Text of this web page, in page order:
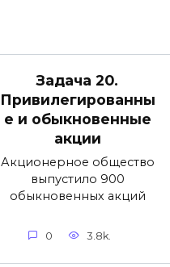
Задача 20.
Привилегированны
е и обыкновенные
акции
Акционерное общество
выпустило 900
обыкновенных акций
0 3.8k.